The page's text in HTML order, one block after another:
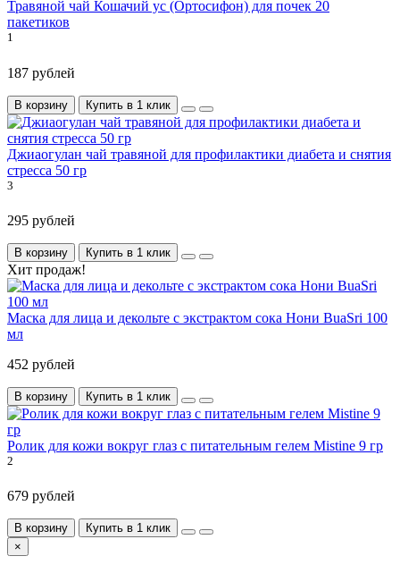
Травяной чай Кошачий ус (Ортосифон) для почек 20
пакетиков
1
187 рублей
В корзину Купить в 1 клик
Джиаогулан чай травяной для профилактики диабета и снятия
стресса 50 гр
3
295 рублей
В корзину Купить в 1 клик
Хит продаж!
Маска для лица и декольте с экстрактом сока Нони BuaSri 100
мл
452 рублей
В корзину Купить в 1 клик
Ролик для кожи вокруг глаз с питательным гелем Mistine 9 гр
2
679 рублей
В корзину
Купить в 1 клик
×